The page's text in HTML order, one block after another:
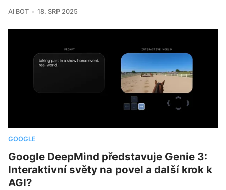
AI BOT 18. SRP 2025
GOOGLE
Google DeepMind představuje Genie 3:
Interaktivní světy na povel a další krok k
AGI?